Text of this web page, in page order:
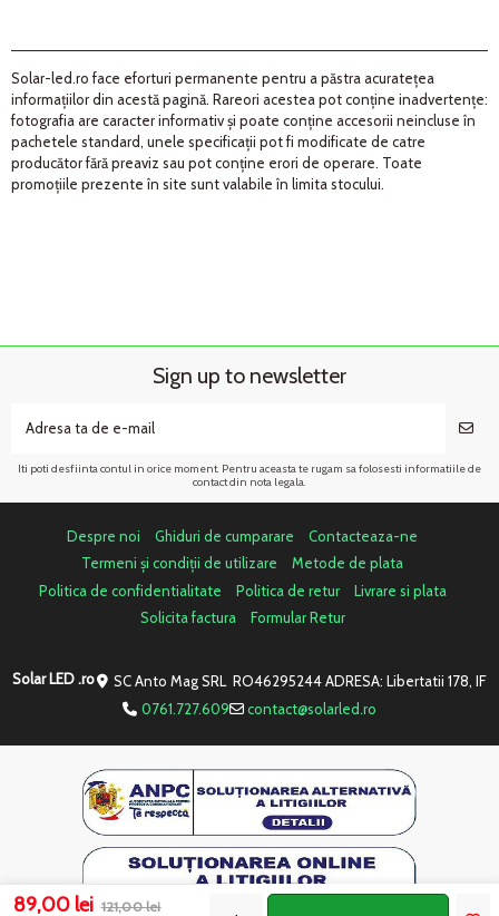
89,00 lei 121,00 lei
Solar-led.ro face eforturi permanente pentru a păstra acurateţea
informaţiilor din acestă pagină. Rareori acestea pot conţine inadvertenţe:
fotografia are caracter informativ şi poate conţine accesorii neincluse în
pachetele standard, unele specificaţii pot fi modificate de catre
producător fără preaviz sau pot conţine erori de operare. Toate
promoţiile prezente în site sunt valabile în limita stocului.
Sign up to newsletter
Iti poti desfiinta contul in orice moment. Pentru aceasta te rugam sa folosesti informatiile de
contact din nota legala.
Despre noi Ghiduri de cumparare
Contacteaza-ne
Termeni și condiții de utilizare
Metode de plata
Politica de confidentialitate
Politica de retur
Livrare si plata
Solicita factura
Formular Retur
Solar LED .ro
SC Anto Mag SRL RO46295244 ADRESA: Libertatii 178, IF
0761.727.609
contact@solarled.ro